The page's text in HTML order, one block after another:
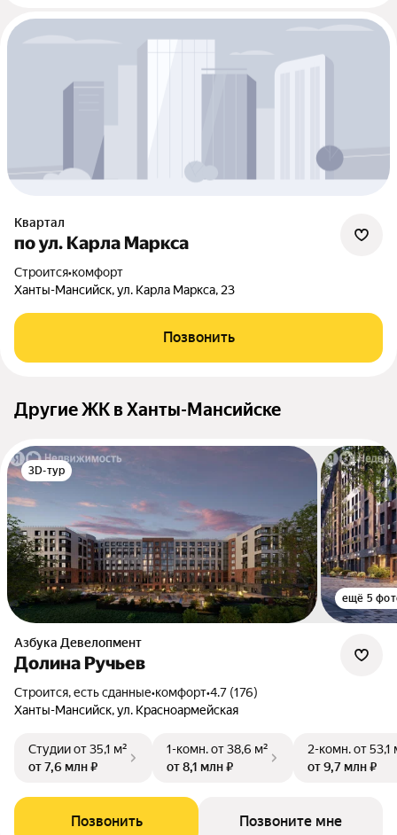
Квартал
по ул. Карла Маркса
Строится•комфорт
Ханты-Мансийск, ул. Карла Маркса, 23
Позвонить
Другие ЖК в Ханты-Мансийске
3D-тур
ещё 5
Азбука Девелопмент
Долина Ручьев
Строится, есть сданные•комфорт•4.7 (176)
Ханты-Мансийск, ул. Красноармейская
Студииот 35,1 м²
от 7,6 млн ₽
1-комн.от 38,6 м²
от 8,1 млн ₽
2-комн.от 53,1
от 9,7 млн ₽
Позвонить Позвоните мне